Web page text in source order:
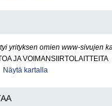
yrityksen omien www-sivujen
JA VOIMANSIIRTOLAITTEITA
Näytä kartalla